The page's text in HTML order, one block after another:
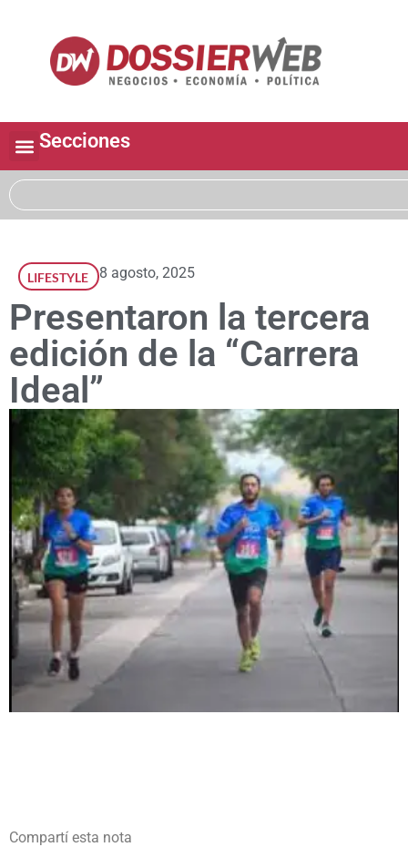
Secciones
LIFESTYLE 8 agosto, 2025
Presentaron la tercera
edición de la “Carrera
Ideal”
Compartí esta nota